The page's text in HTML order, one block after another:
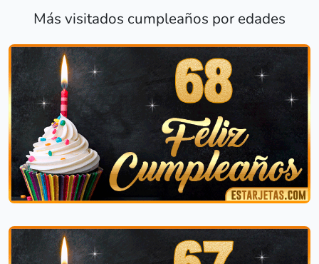
Más visitados cumpleaños por edades